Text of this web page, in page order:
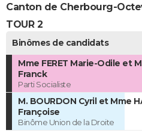
Canton de Cherbourg-
TOUR 2
Binômes de candidats
Mme FERET Marie-Odile et
Franck
Parti Socialiste
M. BOURDON Cyril et Mme
Françoise
Binôme Union de la Droite